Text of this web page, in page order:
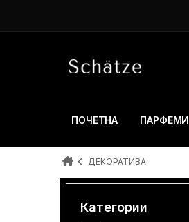
ПОЧЕТНА ПАРФЕМИ
ДЕКОРАТИВА
Категории